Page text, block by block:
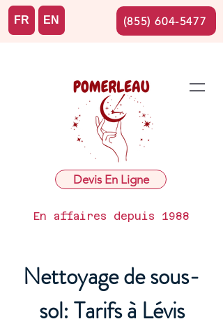
Devis En Ligne
En affaires depuis 1988
FR EN (855) 604-5477
Nettoyage de sous-
sol: Tarifs à Lévis